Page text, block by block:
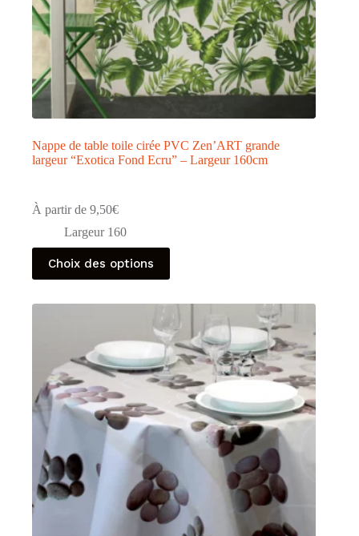
Nappe de table toile cirée PVC Zen’ART grande
largeur “Exotica Fond Ecru” – Largeur 160cm
À partir de 9,50€
Largeur 160
Choix des options
Ce
produit
a
choisies
sur
la
page
produit